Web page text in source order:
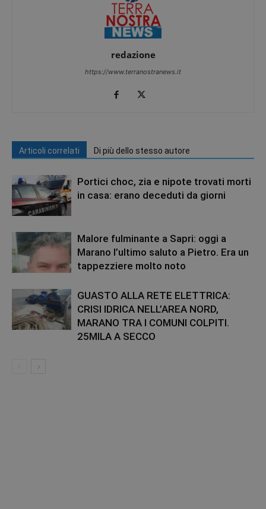
redazione
https://www.terranostranews.it
Articoli correlati Di più dello stesso autore
Portici choc, zia e nipote trovati morti
in casa: erano deceduti da giorni
Malore fulminante a Sapri: oggi a
Marano l’ultimo saluto a Pietro. Era un
tappezziere molto noto
GUASTO ALLA RETE ELETTRICA:
CRISI IDRICA NELL’AREA NORD,
MARANO TRA I COMUNI COLPITI.
25MILA A SECCO